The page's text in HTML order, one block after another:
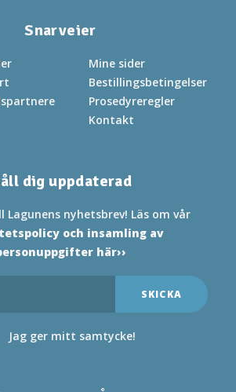
Snarveier
Mine sider
Bestillingsbetingelser
Prosedyreregler
Kontakt
dig uppdaterad
Lagunens nyhetsbrev! Läs om vår
och insamling av
här››
Jag ger mitt samtycke!